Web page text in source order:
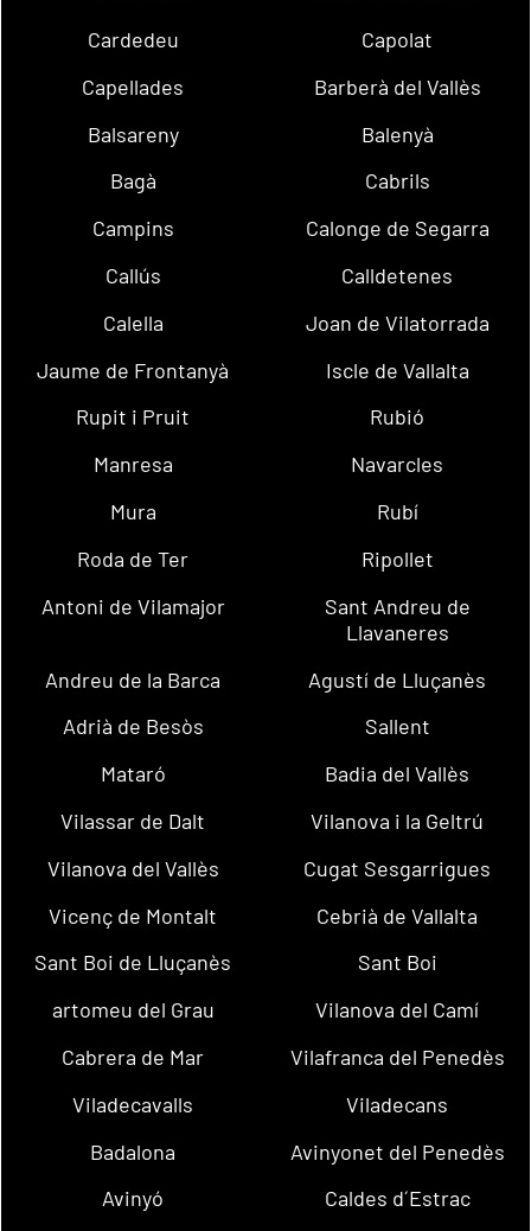
Cardedeu
Capolat
Capellades
Barberà del Vallès
Balsareny
Balenyà
Bagà
Cabrils
Campins
Calonge de Segarra
Callús
Calldetenes
Calella
Joan de Vilatorrada
Jaume de Frontanyà
Iscle de Vallalta
Rupit i Pruit
Rubió
Manresa
Navarcles
Mura
Rubí
Roda de Ter
Ripollet
Antoni de Vilamajor
Sant Andreu de
Llavaneres
Andreu de la Barca
Agustí de Lluçanès
Adrià de Besòs
Sallent
Mataró
Badia del Vallès
Vilassar de Dalt
Vilanova i la Geltrú
Vilanova del Vallès
Cugat Sesgarrigues
Vicenç de Montalt
Cebrià de Vallalta
Sant Boi de Lluçanès
Sant Boi
artomeu del Grau
Vilanova del Camí
Cabrera de Mar
Vilafranca del Penedès
Viladecavalls
Viladecans
Badalona
Avinyonet del Penedès
Avinyó
Caldes d´Estrac